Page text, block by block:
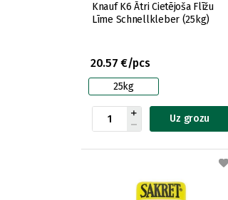
Knauf K6 Ātri Cietējoša Flīžu
Līme Schnellkleber (25kg)
20.57 €/pcs
25kg
Uz grozu